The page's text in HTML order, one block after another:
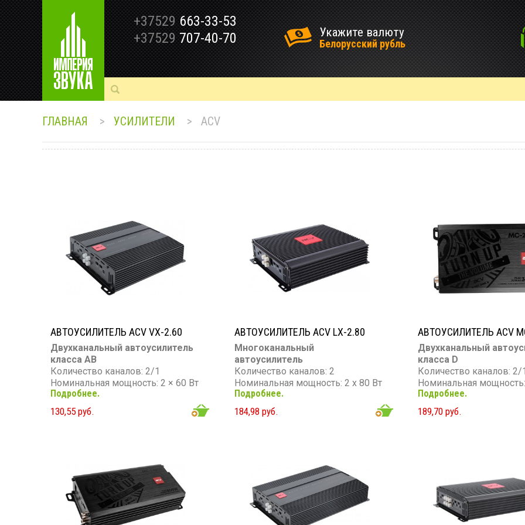
+37529 663-33-53
+37529 707-40-70 Укажите валюту
Белорусский рубль
ГЛАВНАЯ > УСИЛИТЕЛИ > ACV
АВТОУСИЛИТЕЛЬ ACV VX-2.60
Двухканальный автоусилитель
класса AB
Количество каналов: 2/1
Номинальная мощность: 2 × 60 Вт
(4 Ом) / 2 × 100 Вт (2 Ом) / 1 × 200
Вт (4 Ом, мост)
Частотный диапазон: 10 Гц – 30
Подробнее.
130,55 руб.
АВТОУСИЛИТЕЛЬ ACV LX-2.80
Многоканальный
автоусилитель
Количество каналов: 2
Номинальная мощность: 2 х 80 Вт
Максимальная мощность: 2 х 130
Вт
Частотный диапазон: 10 - 30 000
Подробнее.
184,98 руб.
АВТОУСИЛИТЕЛЬ ACV
Двухканальный
класса D
Количество каналов: 2/1
Номинальная
(4 Ом) / 2 × 150 Вт (2 Ом)
Вт (4 Ом, мост)
Максимальная
Подробнее.
189,70 руб.